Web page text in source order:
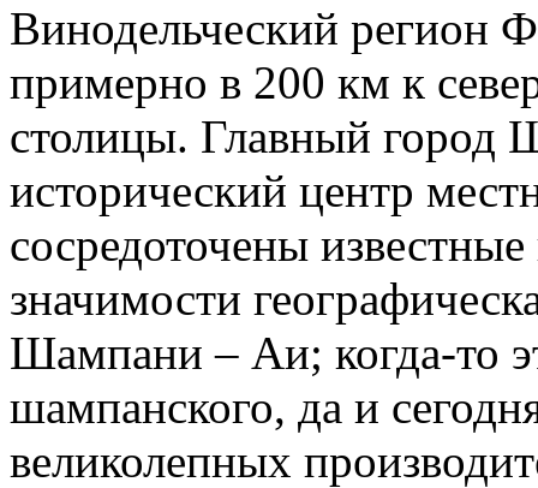
Винодельческий регион
примерно в 200 км к
столицы. Главный город
исторический центр
сосредоточены
значимости
Шампани – Аи; когда-то
шампанского, да и
великолепных